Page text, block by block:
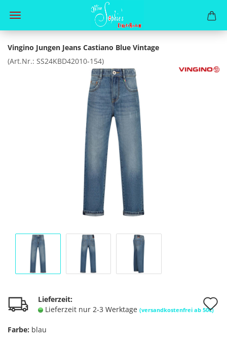
Vingino Jungen Jeans Castiano Blue Vintage
(Art.Nr.: SS24KBD42010-154)
Lieferzeit:
Lieferzeit nur 2-3 Werktage (versandkostenfrei ab 50€)
Farbe: blau